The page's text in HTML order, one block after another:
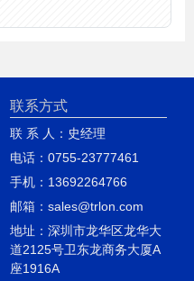
联系方式
联 系 人：史经理
电话：0755-23777461
手机：13692264766
邮箱：sales@trlon.com
地址：深圳市龙华区龙华大
道2125号卫东龙商务大厦A
座1916A